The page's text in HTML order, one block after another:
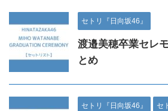
セトリ『日向坂46』
渡邉美穂卒業セレ
とめ
セトリ『日向坂46』 セ